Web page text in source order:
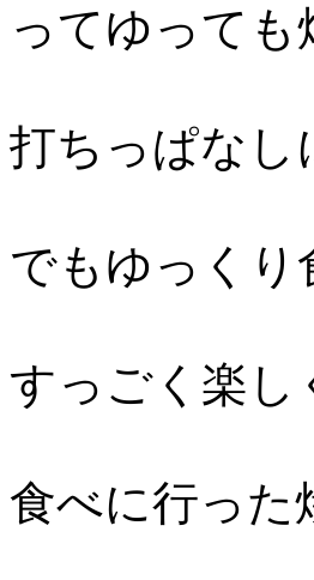
ってゆって
打ちっぱなし
でもゆっくり
すっごく楽し
食べに行った